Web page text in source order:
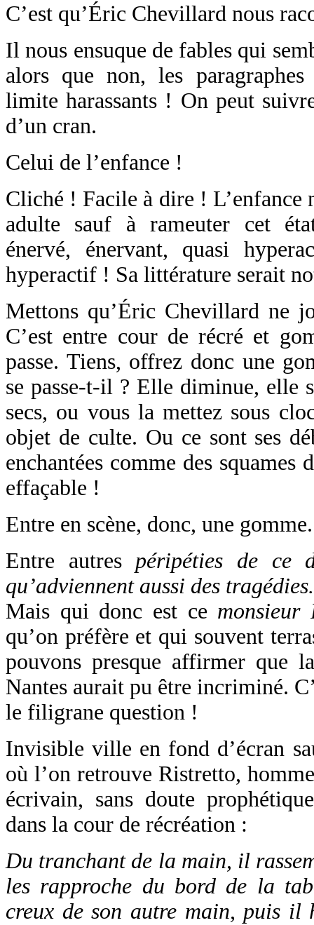
C’est qu’Éric Chevillard nous
Il nous ensuque de fables qui
alors que non, les paragraphes
limite harassants ! On peut
d’un cran.
Celui de l’enfance !
Cliché ! Facile à dire ! L’enfance
adulte sauf à rameuter cet
énervé, énervant, quasi
hyperactif ! Sa littérature serait
Mettons qu’Éric Chevillard ne
C’est entre cour de récré et
passe. Tiens, offrez donc une
se passe-t-il ? Elle diminue, elle
secs, ou vous la mettez sous
objet de culte. Ou ce sont ses
enchantées comme des squames
effaçable !
Entre en scène, donc, une gomme.
Entre autres péripéties de ce
qu’adviennent aussi des tragédies.
Mais qui donc est ce monsieur
qu’on préfère et qui souvent
pouvons presque affirmer que
Nantes aurait pu être incriminé.
le filigrane question !
Invisible ville en fond d’écran
où l’on retrouve Ristretto,
écrivain, sans doute
dans la cour de récréation :
Du tranchant de la main, il
les rapproche du bord de la
creux de son autre main, puis il